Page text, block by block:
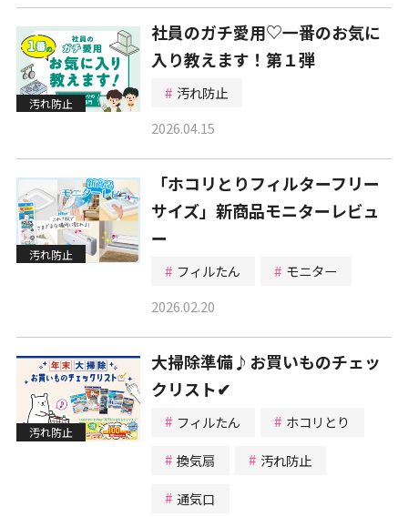
汚れ防止
社員のガチ愛用♡一番のお気に
入り教えます！第１弾
汚れ防止
2026.04.15
汚れ防止
「ホコリとりフィルターフリー
サイズ」新商品モニターレビュ
ー
フィルたん
モニター
2026.02.20
汚れ防止
大掃除準備♪お買いものチェッ
クリスト✔
フィルたん
ホコリとり
換気扇
汚れ防止
通気口